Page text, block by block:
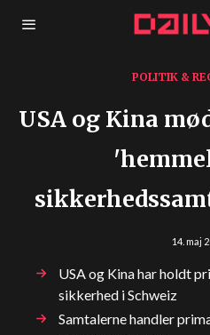
POLITIK &
USA og Kina
14. maj
USA og Kina har holdt
sikkerhed i Schweiz
Samtalerne handler